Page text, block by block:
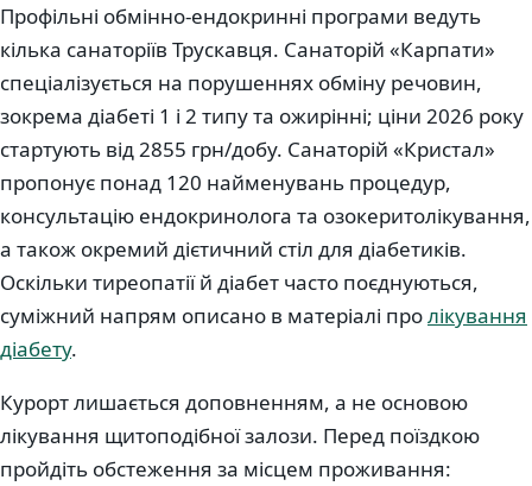
Профільні обмінно-ендокринні програми ведуть
кілька санаторіїв Трускавця. Санаторій «Карпати»
спеціалізується на порушеннях обміну речовин,
зокрема діабеті 1 і 2 типу та ожирінні; ціни 2026 року
стартують від 2855 грн/добу. Санаторій «Кристал»
пропонує понад 120 найменувань процедур,
консультацію ендокринолога та озокеритолікування,
а також окремий дієтичний стіл для діабетиків.
Оскільки тиреопатії й діабет часто поєднуються,
суміжний напрям описано в матеріалі пролікування
діабету.
Курорт лишається доповненням, а не основою
лікування щитоподібної залози. Перед поїздкою
пройдіть обстеження за місцем проживання: